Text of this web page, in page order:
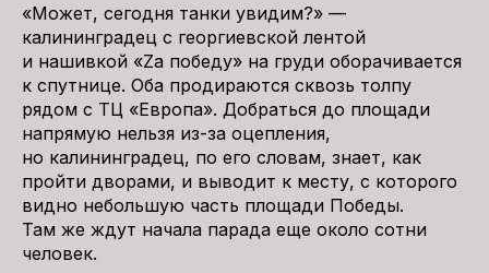
«Может, сегодня танки увидим?» —
калининградец с георгиевской лентой
и нашивкой «Zа победу» на груди оборачивается
к спутнице. Оба продираются сквозь толпу
рядом с ТЦ «Европа». Добраться до площади
напрямую нельзя из-за оцепления,
но калининградец, по его словам, знает, как
пройти дворами, и выводит к месту, с которого
видно небольшую часть площади Победы.
Там же ждут начала парада еще около сотни
человек.